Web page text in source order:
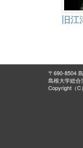
旧江
〒690-8504
島根大学総合
Copyright（C